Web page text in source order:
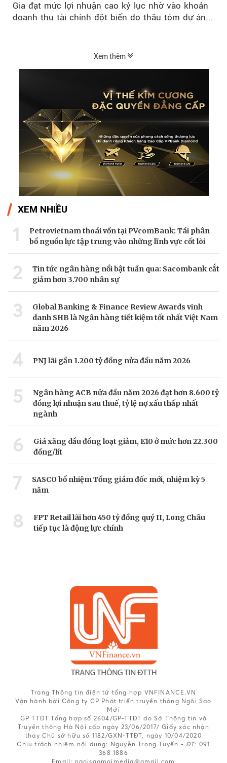
Gia đạt mức lợi nhuận cao kỷ lục nhờ vào khoản
doanh thu tài chính đột biến do thâu tóm dự án...
Xem thêm
XEM NHIỀU
1
Petrovietnam thoái vốn tại PVcomBank: Tái phân
bổ nguồn lực tập trung vào những lĩnh vực cốt lõi
2
Tin tức ngân hàng nổi bật tuần qua: Sacombank cắt
giảm hơn 3.700 nhân sự
3
Global Banking & Finance Review Awards vinh
danh SHB là Ngân hàng tiết kiệm tốt nhất Việt Nam
năm 2026
4 PNJ lãi gần 1.200 tỷ đồng nửa đầu năm 2026
5
Ngân hàng ACB nửa đầu năm 2026 đạt hơn 8.600 tỷ
đồng lợi nhuận sau thuế, tỷ lệ nợ xấu thấp nhất
ngành
6
Giá xăng dầu đồng loạt giảm, E10 ở mức hơn 22.300
đồng/lít
7
SASCO bổ nhiệm Tổng giám đốc mới, nhiệm kỳ 5
năm
8
FPT Retail lãi hơn 450 tỷ đồng quý II, Long Châu
tiếp tục là động lực chính
Trang Thông tin điện tử tổng hợp VNFINANCE.VN
Vận hành bởi Công ty CP Phát triển truyền thông Ngôi Sao
Mới
GP TTĐT Tổng hợp số 2604/GP-TTĐT do Sở Thông tin và
Truyền thông Hà Nội cấp ngày 23/06/2017/ Giấy xác nhận
thay Chủ sở hữu số 1182/GXN-TTĐT, ngày 10/04/2020
Chịu trách nhiệm nội dung: Nguyễn Trọng Tuyến - ĐT: 091
368 1886
Email: ngoisaomoimedia@gmail.com